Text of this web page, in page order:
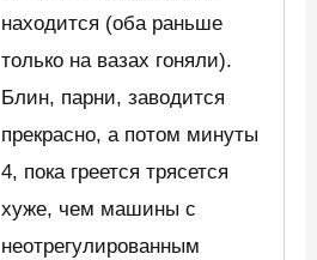
находится (оба раньше
только на вазах гоняли).
Блин, парни, заводится
прекрасно, а потом минуты
4, пока греется трясется
хуже, чем машины с
неотрегулированным